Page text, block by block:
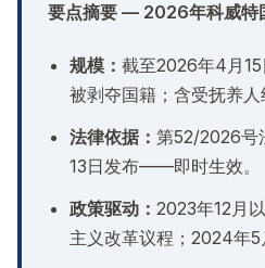
要点摘要 — 2026年科威特
规模： 截至2026年4月
被剥夺国籍；含受抚养人
法律依据： 第52/2026号
13日发布——即时生效。
政策驱动： 2023年12月
主义改革议程；2024年5